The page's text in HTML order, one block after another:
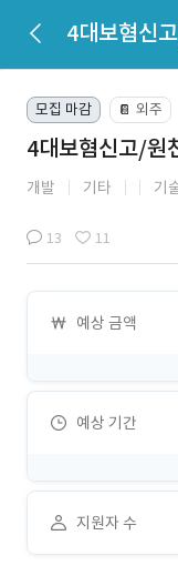
모집 마감 📔 외주
4대보혐신고/원
개발 기타 기
13 11
예상 금액
예상 기간
지원자 수